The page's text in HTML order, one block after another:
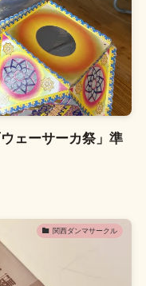
ェーサーカ祭」準
関西ダンマサークル